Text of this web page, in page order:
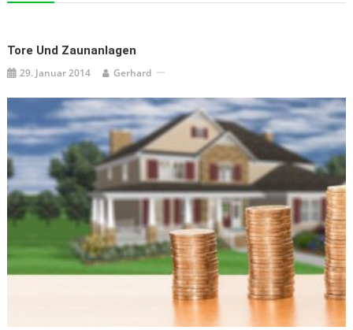
Tore Und Zaunanlagen
29. Januar 2014 Gerhard